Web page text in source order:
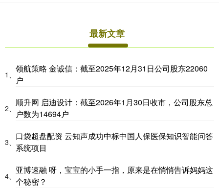
最新文章
1、
领航策略 金诚信：截至2025年12月31日公司股东22060
户
2、
顺升网 启迪设计：截至2026年1月30日收市，公司股东总
户数为14694户
3、
口袋超盘配资 云知声成功中标中国人保医保知识智能问答
系统项目
4、
亚博速融 呀，宝宝的小手一指，原来是在悄悄告诉妈妈这
个秘密？